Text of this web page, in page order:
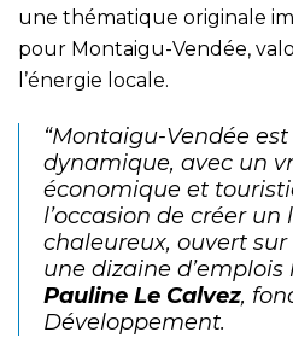
une thématique originale
pour Montaigu-Vendée,
l’énergie locale.
“Montaigu-Vendée
dynamique, avec un
économique et
l’occasion de créer un
chaleureux, ouvert
une dizaine d’emplois
Pauline Le Calvez,
Développement.